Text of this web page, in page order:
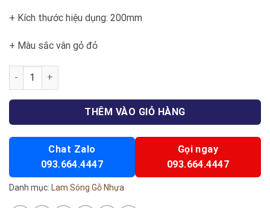
+ Kích thước hiệu dụng: 200mm
+ Màu sắc vân gỏ đỏ
Lam sóng E36 số lượng
THÊM VÀO GIỎ HÀNG
Chat Zalo
093.664.4447
Gọi ngay
093.664.4447
Danh mục: Lam Sóng Gỗ Nhựa